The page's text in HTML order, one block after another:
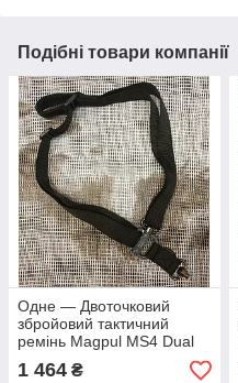
Подібні товари компанії
Одне — Двоточковий
збройовий тактичний
ремінь Magpul MS4 Dual
QD Sling чорний.
1 464 ₴